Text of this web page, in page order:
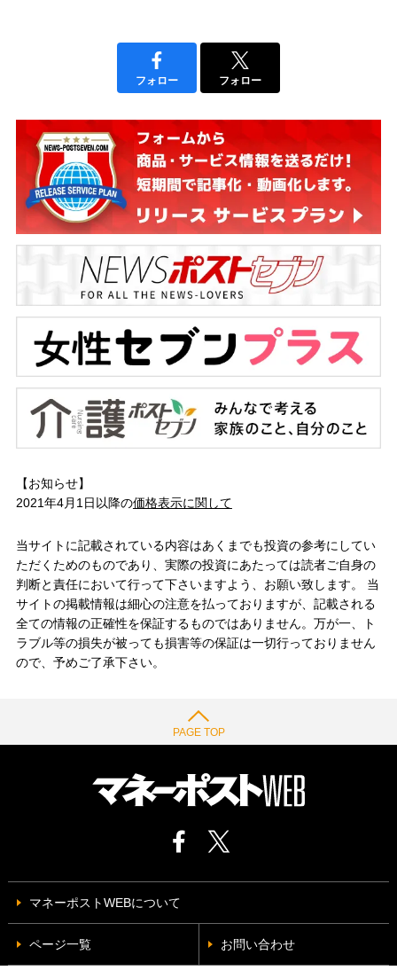
フォロー フォロー
【お知らせ】
2021年4月1日以降の価格表示に関して
当サイトに記載されている内容はあくまでも投資の参考にしてい
ただくためのものであり、実際の投資にあたっては読者ご自身の
判断と責任において行って下さいますよう、お願い致します。 当
サイトの掲載情報は細心の注意を払っておりますが、記載される
全ての情報の正確性を保証するものではありません。万が一、ト
ラブル等の損失が被っても損害等の保証は一切行っておりません
ので、予めご了承下さい。
PAGE TOP
マネーポストWEBについて
ページ一覧 お問い合わせ